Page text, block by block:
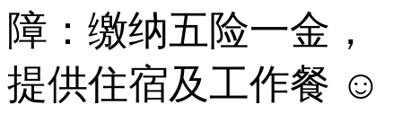
障：缴纳五险一金，
提供住宿及工作餐 ☺